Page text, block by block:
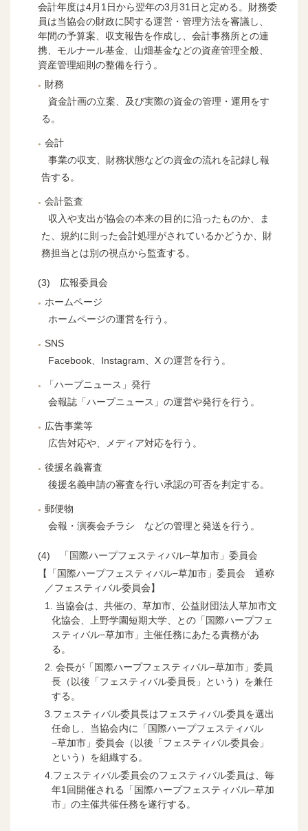
会計年度は4月1日から翌年の3月31日と定める。財務委
員は当協会の財政に関する運営・管理方法を審議し、
年間の予算案、収支報告を作成し、会計事務所との連
携、モルナール基金、山畑基金などの資産管理全般、
資産管理細則の整備を行う。
財務
資金計画の立案、及び実際の資金の管理・運用をす
る。
会計
事業の収支、財務状態などの資金の流れを記録し報
告する。
会計監査
収入や支出が協会の本来の目的に沿ったものか、ま
た、規約に則った会計処理がされているかどうか、財
務担当とは別の視点から監査する。
広報委員会
ホームページ
ホームページの運営を行う。
SNS
Facebook、Instagram、X の運営を行う。
「ハープニュース」発行
会報誌「ハープニュース」の運営や発行を行う。
広告事業等
広告対応や、メディア対応を行う。
後援名義審査
後援名義申請の審査を行い承認の可否を判定する。
郵便物
会報・演奏会チラシ などの管理と発送を行う。
「国際ハープフェスティバル−草加市」委員会
【「国際ハープフェスティバル−草加市」委員会 通称
／フェスティバル委員会】
1. 当協会は、共催の、草加市、公益財団法人草加市文
化協会、上野学園短期大学、との「国際ハープフェ
スティバル−草加市」主催任務にあたる責務があ
る。
2. 会長が「国際ハープフェスティバル−草加市」委員
長（以後「フェスティバル委員長」という）を兼任
する。
3.フェスティバル委員長はフェスティバル委員を選出
任命し、当協会内に「国際ハープフェスティバル
−草加市」委員会（以後「フェスティバル委員会」
という）を組織する。
4.フェスティバル委員会のフェスティバル委員は、毎
年1回開催される「国際ハープフェスティバル−草加
市」の主催共催任務を遂行する。